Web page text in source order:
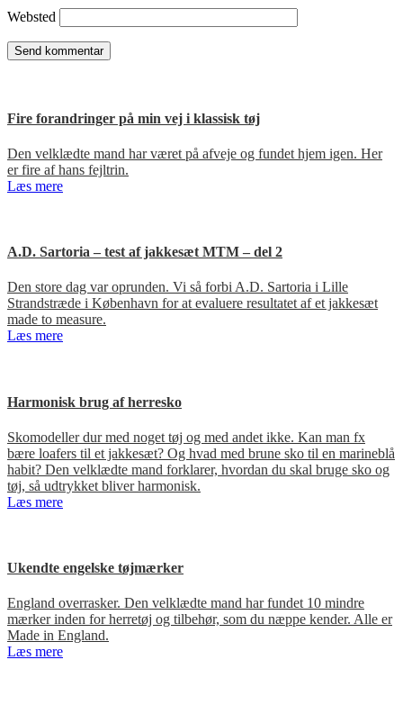
Websted
Fire forandringer på min vej i klassisk tøj
Den velklædte mand har været på afveje og fundet hjem igen. Her
er fire af hans fejltrin.
Læs mere
A.D. Sartoria – test af jakkesæt MTM – del 2
Den store dag var oprunden. Vi så forbi A.D. Sartoria i Lille
Strandstræde i København for at evaluere resultatet af et jakkesæt
made to measure.
Læs mere
Harmonisk brug af herresko
Skomodeller dur med noget tøj og med andet ikke. Kan man fx
bære loafers til et jakkesæt? Og hvad med brune sko til en marineblå
habit? Den velklædte mand forklarer, hvordan du skal bruge sko og
tøj, så udtrykket bliver harmonisk.
Læs mere
Ukendte engelske tøjmærker
England overrasker. Den velklædte mand har fundet 10 mindre
mærker inden for herretøj og tilbehør, som du næppe kender. Alle er
Made in England.
Læs mere